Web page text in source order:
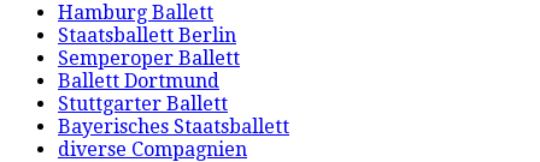
Hamburg Ballett
Staatsballett Berlin
Semperoper Ballett
Ballett Dortmund
Stuttgarter Ballett
Bayerisches Staatsballett
diverse Compagnien